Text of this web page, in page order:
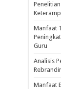
Manfaat
Guru
Analisis
Manfaat